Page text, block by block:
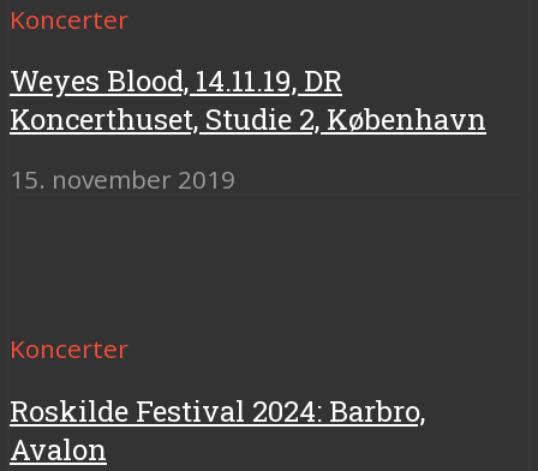
Koncerter
Weyes Blood, 14.11.19, DR
Koncerthuset, Studie 2, København
15. november 2019
Koncerter
Roskilde Festival 2024: Barbro,
Avalon